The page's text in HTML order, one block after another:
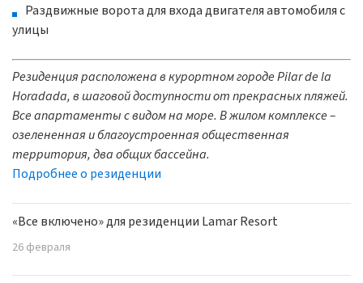
Раздвижные ворота для входа двигателя автомобиля с
улицы
Резиденция расположена в курортном городе Pilar de la
Horadada, в шаговой доступности от прекрасных пляжей.
Все апартаменты с видом на море. В жилом комплексе –
озелененная и благоустроенная общественная
территория, два общих бассейна.
Подробнее о резиденции
«Все включено» для резиденции Lamar Resort
26 февраля